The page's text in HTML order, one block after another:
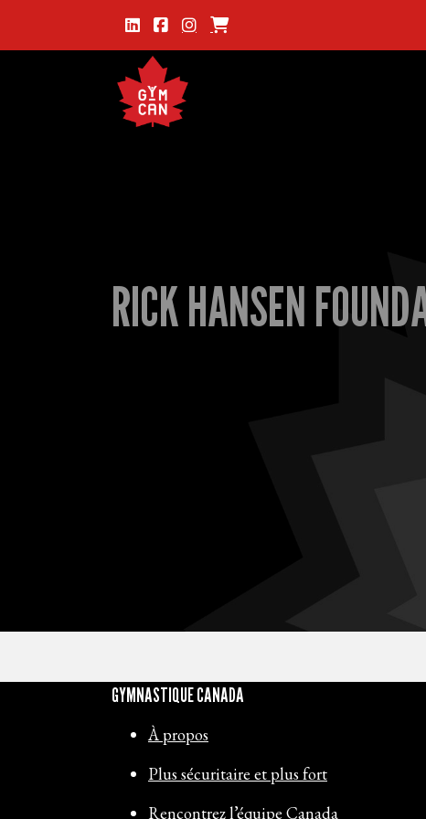
RICK HANSEN
GYMNASTIQUE CANADA
À propos
Plus sécuritaire et plus fort
Rencontrez l’équipe Canada